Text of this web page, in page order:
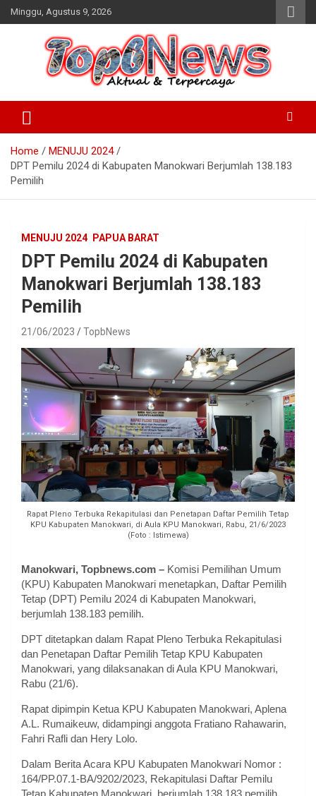
Skip
to
Minggu, Agustus 9, 2026
Home
MENUJU 2024
DPT Pemilu 2024 di Kabupaten Manokwari Berjumlah 138.183
Pemilih
MENUJU 2024 PAPUA BARAT
DPT Pemilu 2024 di Kabupaten
Manokwari Berjumlah 138.183
Pemilih
21/06/2023 TopbNews
Rapat Pleno Terbuka Rekapitulasi dan Penetapan Daftar Pemilih Tetap
KPU Kabupaten Manokwari, di Aula KPU Manokwari, Rabu, 21/6/2023
(Foto : Istimewa)
Manokwari, Topbnews.com – Komisi Pemilihan Umum
(KPU) Kabupaten Manokwari menetapkan, Daftar Pemilih
Tetap (DPT) Pemilu 2024 di Kabupaten Manokwari,
berjumlah 138.183 pemilih.
DPT ditetapkan dalam Rapat Pleno Terbuka Rekapitulasi
dan Penetapan Daftar Pemilih Tetap KPU Kabupaten
Manokwari, yang dilaksanakan di Aula KPU Manokwari,
Rabu (21/6).
Rapat dipimpin Ketua KPU Kabupaten Manokwari, Aplena
A.L. Rumaikeuw, didampingi anggota Fratiano Rahawarin,
Fahri Rafli dan Hery Lolo.
Dalam Berita Acara KPU Kabupaten Manokwari Nomor :
164/PP.07.1-BA/9202/2023, Rekapitulasi Daftar Pemilu
Tetap Kabupaten Manokwari, berjumlah 138.183 pemilih,